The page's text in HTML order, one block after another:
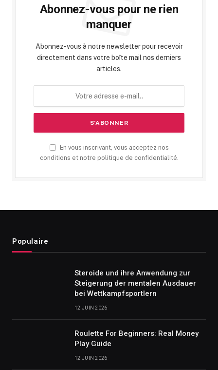
Abonnez-vous pour ne rien
manquer
Abonnez-vous à notre newsletter pour recevoir
directement dans votre boîte mail nos derniers
articles.
En vous inscrivant, vous acceptez nos
conditions et notre politique de confidentialité.
Populaire
Steroide und ihre Anwendung zur
Steigerung der mentalen Ausdauer
bei Wettkampfsportlern
12 JUIN 2026
Roulette For Beginners: Real Money
Play Guide
12 JUIN 2026